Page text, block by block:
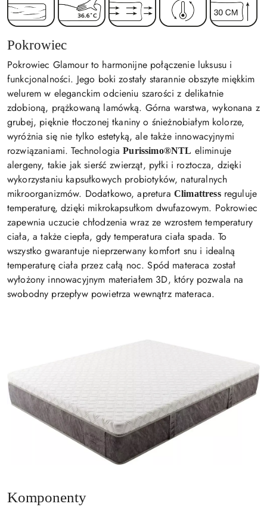
Pokrowiec
Pokrowiec Glamour to harmonijne połączenie luksusu i
funkcjonalności. Jego boki zostały starannie obszyte miękkim
welurem w eleganckim odcieniu szarości z delikatnie
zdobioną, prążkowaną lamówką. Górna warstwa, wykonana z
grubej, pięknie tłoczonej tkaniny o śnieżnobiałym kolorze,
wyróżnia się nie tylko estetyką, ale także innowacyjnymi
rozwiązaniami. TechnologiaPurissimo®NTL eliminuje
alergeny, takie jak sierść zwierząt, pyłki i roztocza, dzięki
wykorzystaniu kapsułkowych probiotyków, naturalnych
mikroorganizmów. Dodatkowo, apretura Climattressreguluje
temperaturę, dzięki mikrokapsułkom dwufazowym. Pokrowiec
zapewnia uczucie chłodzenia wraz ze wzrostem temperatury
ciała, a także ciepła, gdy temperatura ciała spada. To
wszystko gwarantuje nieprzerwany komfort snu i idealną
temperaturę ciała przez całą noc. Spód materaca został
wyłożony innowacyjnym materiałem 3D, który pozwala na
swobodny przepływ powietrza wewnątrz materaca.
Komponenty